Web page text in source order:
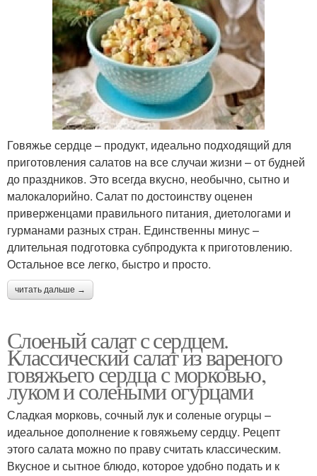
Говяжье сердце – продукт, идеально подходящий для
приготовления салатов на все случаи жизни – от будней
до праздников. Это всегда вкусно, необычно, сытно и
малокалорийно. Салат по достоинству оценен
приверженцами правильного питания, диетологами и
гурманами разных стран. Единственны минус –
длительная подготовка субпродукта к приготовлению.
Остальное все легко, быстро и просто.
читать дальше →
Слоеный салат с сердцем.
Классический салат из вареного
говяжьего сердца с морковью,
луком и солеными огурцами
Сладкая морковь, сочный лук и соленые огурцы –
идеальное дополнение к говяжьему сердцу. Рецепт
этого салата можно по праву считать классическим.
Вкусное и сытное блюдо, которое удобно подать и к